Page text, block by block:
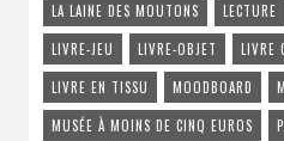
LA LAINE DES MOUTONS
LECTURE
LIVRE-JEU
LIVRE-OBJET LIVRE
LIVRE EN TISSU
MOODBOARD
MUSÉE À MOINS DE CINQ EUROS